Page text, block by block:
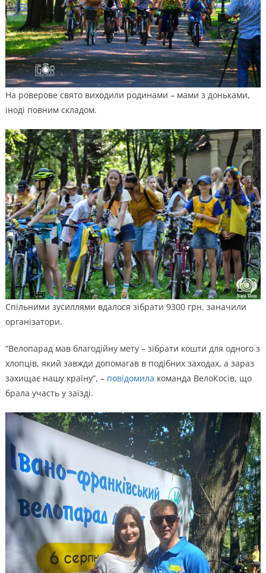
На роверове свято виходили родинами – мами з доньками,
іноді повним складом.
Спільними зусиллями вдалося зібрати 9300 грн, заначили
організатори.
“Велопарад мав благодійну мету – зібрати кошти для одного з
хлопців, який завжди допомагав в подібних заходах, а зараз
захищає нашу країну”, – повідомила команда ВелоКосів, що
брала участь у заїзді.